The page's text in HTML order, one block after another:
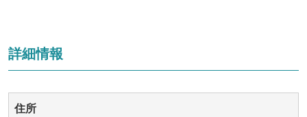
詳細情報
住所